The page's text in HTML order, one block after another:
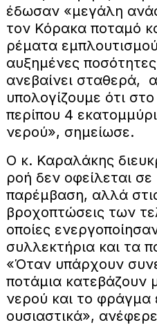
έδωσαν «μεγάλη
τον Κόρακα ποταμό
ρέματα
αυξημένες
ανεβαίνει σταθερά,
υπολογίζουμε ότι
περίπου 4
νερού», σημείωσε.
Ο κ. Καραλάκης
ροή δεν οφείλεται σε
παρέμβαση, αλλά
βροχοπτώσεις των
οποίες
συλλεκτήρια και τα
«Όταν υπάρχουν
ποτάμια κατεβάζουν
νερού και το φράγμα
ουσιαστικά»,